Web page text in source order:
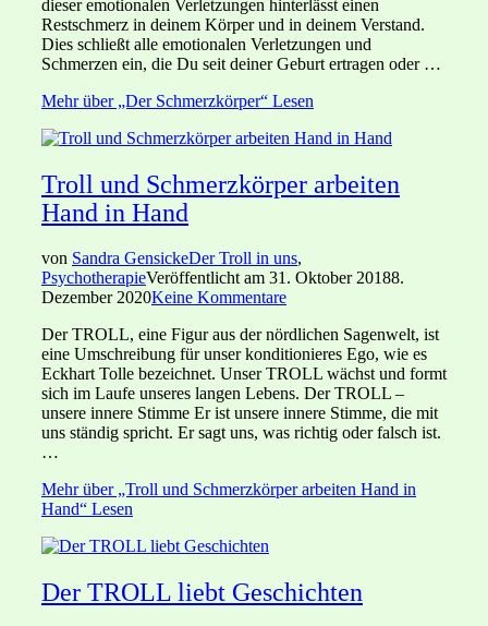
dieser emotionalen Verletzungen hinterlässt einen
Restschmerz in deinem Körper und in deinem Verstand.
Dies schließt alle emotionalen Verletzungen und
Schmerzen ein, die Du seit deiner Geburt ertragen oder …
Mehrüber „Der Schmerzkörper“ Lesen
Troll und Schmerzkörper arbeiten
Hand in Hand
von Sandra GensickeDer Troll in uns,
PsychotherapieVeröffentlicht am 31. Oktober 20188.
Dezember 2020Keine Kommentare
Der TROLL, eine Figur aus der nördlichen Sagenwelt, ist
eine Umschreibung für unser konditionieres Ego, wie es
Eckhart Tolle bezeichnet. Unser TROLL wächst und formt
sich im Laufe unseres langen Lebens. Der TROLL –
unsere innere Stimme Er ist unsere innere Stimme, die mit
uns ständig spricht. Er sagt uns, was richtig oder falsch ist.
…
Mehrüber „Troll und Schmerzkörper arbeiten Hand in
Hand“ Lesen
Der TROLL liebt Geschichten